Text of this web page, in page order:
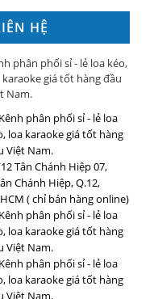
HỆ
phân phối sỉ - lẻ loa kéo,
karaoke giá tốt hàng đầu
Nam.
Tân Chánh Hiệp 07,
Chánh Hiệp, Q.12,
( chỉ bán hàng online)